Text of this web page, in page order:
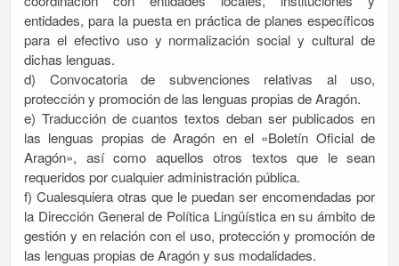
entidades, para la puesta en práctica de planes específicos
para el efectivo uso y normalización social y cultural de
dichas lenguas.
d) Convocatoria de subvenciones relativas al uso,
protección y promoción de las lenguas propias de Aragón.
e) Traducción de cuantos textos deban ser publicados en
las lenguas propias de Aragón en el «Boletín Oficial de
Aragón», así como aquellos otros textos que le sean
requeridos por cualquier administración pública.
f) Cualesquiera otras que le puedan ser encomendadas por
la Dirección General de Política Lingüística en su ámbito de
gestión y en relación con el uso, protección y promoción de
las lenguas propias de Aragón y sus modalidades.